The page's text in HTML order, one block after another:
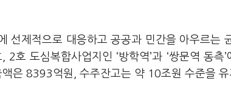
선제적으로 대응하고 공공과 민간을 아우르는
호 도심복합사업지인 ‘방학역’과 ‘쌍문역 동측
은 8393억원, 수주잔고는 약 10조원 수준을 유